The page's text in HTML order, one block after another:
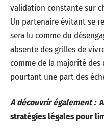
validation constante sur
Un partenaire évitant se
sera lu comme du
absente des grilles de
comme de la majorité
pourtant une part des
A découvrir également :
stratégies légales pour